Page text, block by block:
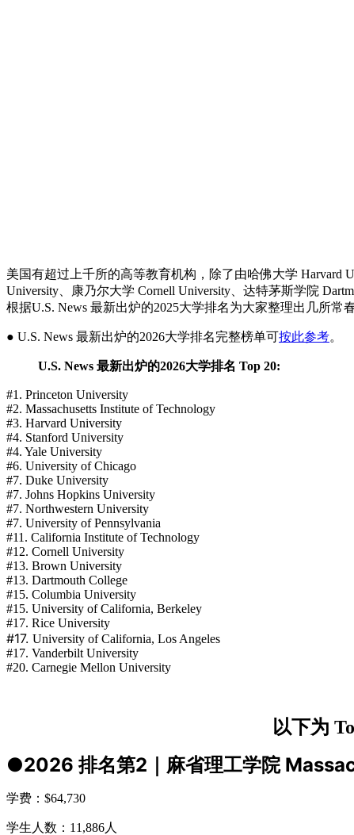
美国有超过上千所的高等教育机构，除了由哈佛大学 Harvard
University、康乃尔大学 Cornell University、达特茅斯学院
根据U.S. News 最新出炉的2025大学排名为大家整理出几所常
● U.S. News 最新出炉的2026大学排名完整榜单可按此参考。
U.S. News 最新出炉的2026大学排名 Top 20:
#1. Princeton University
#2. Massachusetts Institute of Technology
#3. Harvard University
#4. Stanford University
#4. Yale University
#6. University of Chicago
#7. Duke University
#7. Johns Hopkins University
#7. Northwestern University
#7. University of Pennsylvania
#11. California Institute of Technology
#12. Cornell University
#13. Brown University
#13. Dartmouth College
#15. Columbia University
#15. University of California, Berkeley
#17. Rice University
#17. University of California, Los Angeles
#17. Vanderbilt University
#20. Carnegie Mellon University
以下为
●2026 排名第2｜麻省理工学院
学费：$64,730
学生人数：11,886人